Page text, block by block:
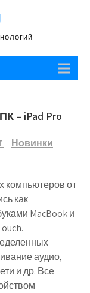
– iPad Pro
Новинки
компьютеров от
как
MacBook и
аудио,
и др. Все